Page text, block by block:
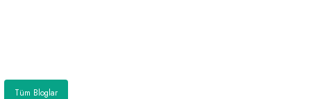
Tüm Bloglar